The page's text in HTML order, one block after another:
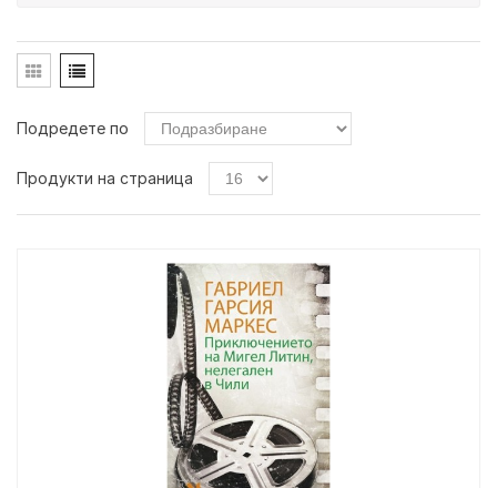
Подредете по
Продукти на страница